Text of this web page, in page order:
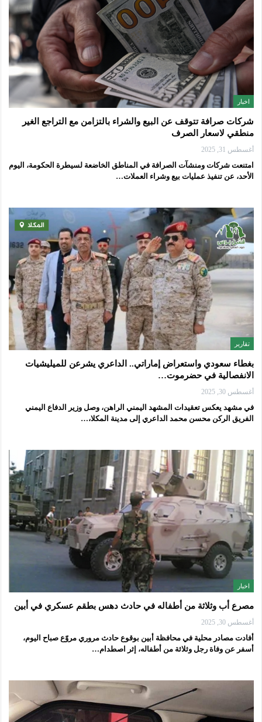
اخبار
شركات صرافة تتوقف عن البيع والشراء بالتزامن مع التراجع الغير
منطقي لاسعار الصرف
أغسطس 31, 2025
امتنعت شركات ومنشآت الصرافة في المناطق الخاضعة لسيطرة الحكومة، اليوم
الأحد، عن تنفيذ عمليات بيع وشراء العملات…
تقارير
بغطاء سعودي واستعراض إماراتي.. الداعري يشرعن للميليشيات
الانفصالية في حضرموت…
أغسطس 30, 2025
في مشهد يعكس تعقيدات المشهد اليمني الراهن، وصل وزير الدفاع اليمني
الفريق الركن محسن محمد الداعري إلى مدينة المكلا،…
اخبار
مصرع أب وثلاثة من أطفاله في حادث دهس بطقم عسكري في أبين
أغسطس 30, 2025
أفادت مصادر محلية في محافظة أبين بوقوع حادث مروري مروّع صباح اليوم،
أسفر عن وفاة رجل وثلاثة من أطفاله، إثر اصطدام…